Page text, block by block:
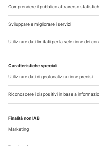
Contatti
Note Legali
Privacy
| Tel. 02/881841 | Sede
20134 Milano (Italy)
Registrazione
5/05/2022